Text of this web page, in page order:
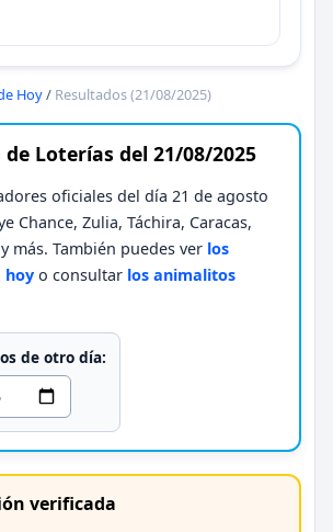
Hoy/ Resultados (21/08/2025)
Loterías del 21/08/2025
oficiales del día 21 de agosto
Chance, Zulia, Táchira, Caracas,
más. También puedes ver los
hoy o consultar los animalitos
de otro día:
verificada